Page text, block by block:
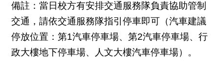
備註：當日校方有安排交通服務隊負責協助管制
交通，請依交通服務隊指引停車即可（汽車建議
停放位置：第1汽車停車場、第2汽車停車場、行
政大樓地下停車場、人文大樓汽車停車場）。